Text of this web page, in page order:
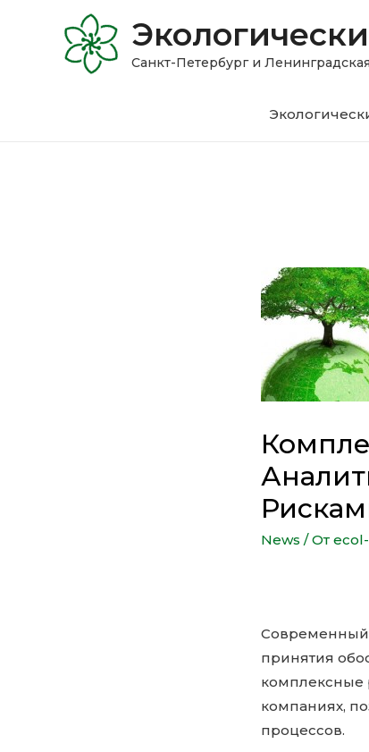
Санкт-Петербург и
News / От
Современный
принятия
комплексные
компаниях,
процессов.